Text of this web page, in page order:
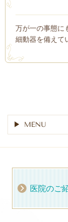
万が一の事態に
細動器を備えて
MENU
医院のご